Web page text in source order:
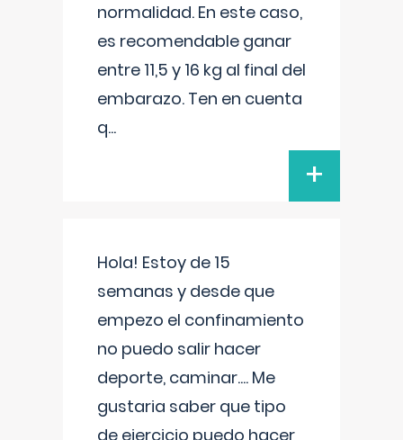
normalidad. En este caso,
es recomendable ganar
entre 11,5 y 16 kg al final del
embarazo. Ten en cuenta
q...
+
Hola! Estoy de 15
semanas y desde que
empezo el confinamiento
no puedo salir hacer
deporte, caminar.... Me
gustaria saber que tipo
de ejercicio puedo hacer